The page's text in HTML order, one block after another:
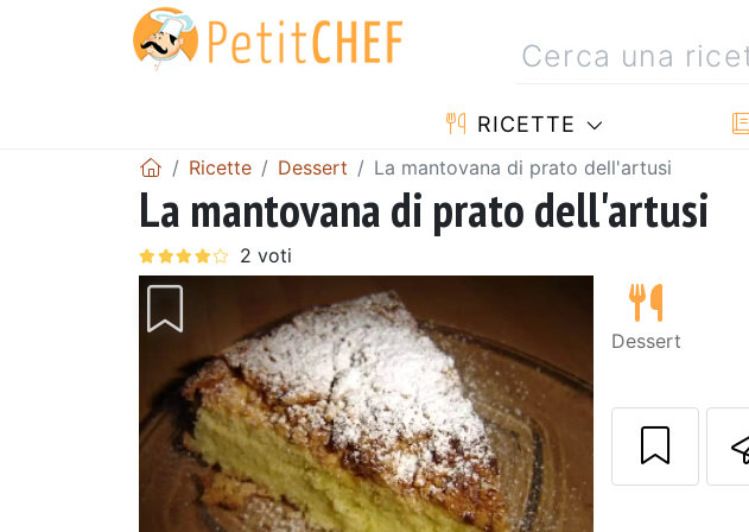
RICETTE
Ricette Dessert La mantovana di prato dell'artusi
La mantovana di prato dell'artusi
Dessert